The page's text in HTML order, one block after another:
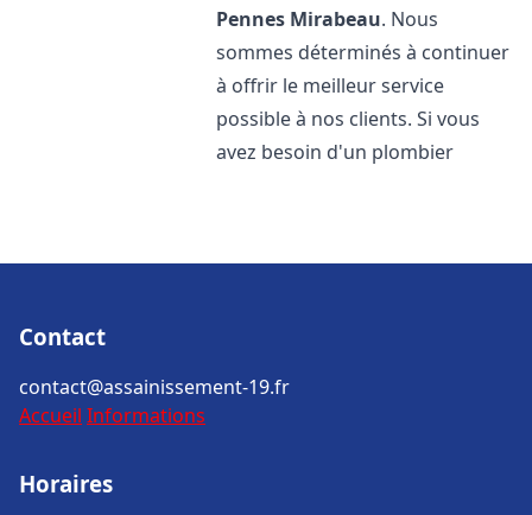
Pennes Mirabeau. Nous
sommes déterminés à continuer
à offrir le meilleur service
possible à nos clients. Si vous
avez besoin d'un plombier
Contact
contact@assainissement-19.fr
Accueil Informations
Horaires